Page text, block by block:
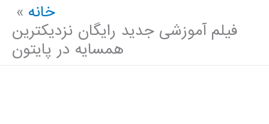
خانه
فیلم آموزشی جدید رایگان نزدیکترین
همسایه در پایتون